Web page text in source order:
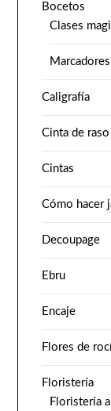
Bocetos
Clases
Marcadores
Caligrafía
Cinta de raso
Cintas
Cómo hacer
Decoupage
Ebru
Encaje
Flores de
Floristería
Floristería